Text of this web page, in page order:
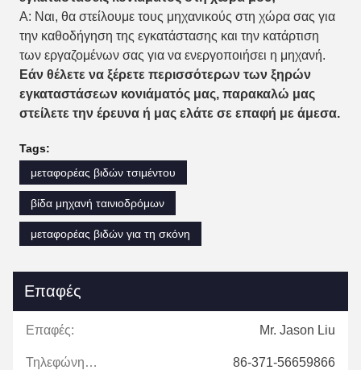
Α: Ναι, θα στείλουμε τους μηχανικούς στη χώρα σας για
την καθοδήγηση της εγκατάστασης και την κατάρτιση
των εργαζομένων σας για να ενεργοποιήσει η μηχανή.
Εάν θέλετε να ξέρετε περισσότερων των ξηρών
εγκαταστάσεων κονιάματός μας, παρακαλώ μας
στείλετε την έρευνα ή μας ελάτε σε επαφή με άμεσα.
Tags:
μεταφορέας βιδών τσιμέντου
βίδα μηχανή ταινιοδρόμων
μεταφορέας βιδών για τη σκόνη
Επαφές
Επαφές: Mr. Jason Liu
Τηλεφώνημα: 86-371-56659866